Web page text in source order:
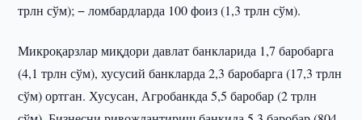
трлн сўм); − ломбардларда 100 фоиз (1,3 трлн сўм).
Микроқарзлар миқдори давлат банкларида 1,7 баробарга
(4,1 трлн сўм), хусусий банкларда 2,3 баробарга (17,3 трлн
сўм) ортган. Хусусан, Агробанкда 5,5 баробар (2 трлн